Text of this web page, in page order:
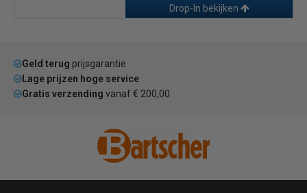
Drop-In bekijken
Geld terug prijsgarantie
Lage prijzen hoge service
Gratis verzending vanaf € 200,00